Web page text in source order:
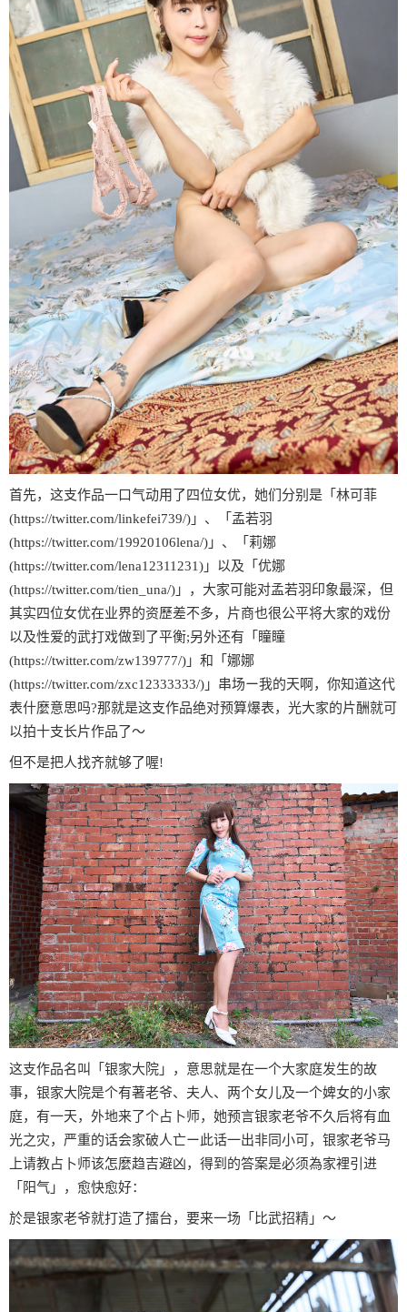
首先，这支作品一口气动用了四位女优，她们分别是「林可菲
(https://twitter.com/linkefei739/)」、「孟若羽
(https://twitter.com/19920106lena/)」、「莉娜
(https://twitter.com/lena12311231)」以及「优娜
(https://twitter.com/tien_una/)」，大家可能对孟若羽印象最深，但
其实四位女优在业界的资歷差不多，片商也很公平将大家的戏份
以及性爱的武打戏做到了平衡;另外还有「瞳瞳
(https://twitter.com/zw139777/)」和「娜娜
(https://twitter.com/zxc12333333/)」串场ー我的天啊，你知道这代
表什麼意思吗?那就是这支作品绝对预算爆表，光大家的片酬就可
以拍十支长片作品了～
但不是把人找齐就够了喔!
这支作品名叫「银家大院」，意思就是在一个大家庭发生的故
事，银家大院是个有著老爷、夫人、两个女儿及一个婢女的小家
庭，有一天，外地来了个占卜师，她预言银家老爷不久后将有血
光之灾，严重的话会家破人亡ー此话一出非同小可，银家老爷马
上请教占卜师该怎麼趋吉避凶，得到的答案是必须為家裡引进
「阳气」，愈快愈好：
於是银家老爷就打造了擂台，要来一场「比武招精」〜